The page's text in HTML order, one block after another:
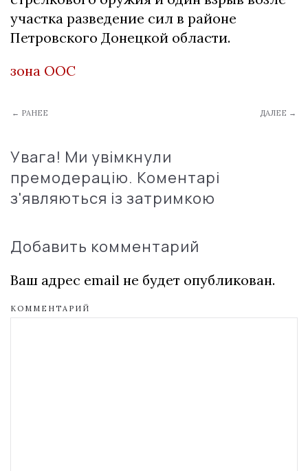
участка разведение сил в районе
Петровского Донецкой области.
зона ООС
← РАНЕЕ ДАЛЕЕ →
Увага! Ми увімкнули
премодерацію. Коментарі
з'являються із затримкою
Добавить комментарий
Ваш адрес email не будет опубликован.
КОММЕНТАРИЙ